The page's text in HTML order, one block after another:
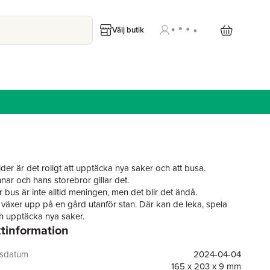
Välj butik
är det roligt att upptäcka nya saker och att busa.
och hans storebror gillar det.
bus är inte alltid meningen, men det blir det ändå.
upp på en gård utanför stan. Där kan de leka, spela
upptäcka nya saker.
är nog de roligaste, ibland är det lite på gränsen till
att de råkar i klistret med mamma och pappa ibland.2024-04-04
165 x 203 x 9 mm